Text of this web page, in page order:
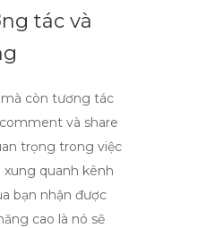
tác và
còn tương tác
comment và share
trọng trong việc
quanh kênh
bạn nhận được
cao là nó sẽ